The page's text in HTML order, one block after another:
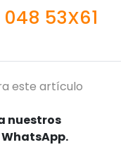
048 53X61
este artículo
nuestros